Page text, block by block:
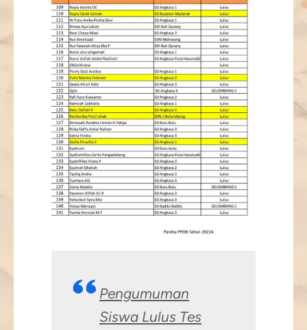
Pengumuman
Siswa Lulus Tes